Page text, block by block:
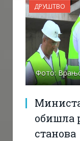
Фото:
обишла
ДРУШТВО